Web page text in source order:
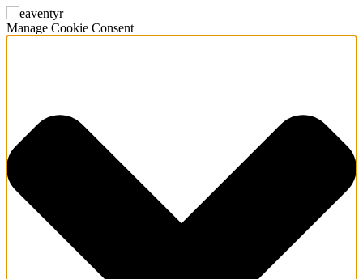
Manage Cookie Consent